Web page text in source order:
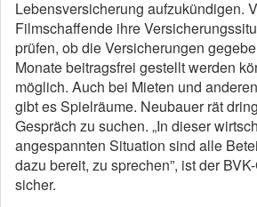
Lebensversicherung aufzukündigen.
Filmschaffende ihre
prüfen, ob die Versicherungen
Monate beitragsfrei gestellt werden
möglich. Auch bei Mieten und
gibt es Spielräume. Neubauer rät
Gespräch zu suchen. „In dieser
angespannten Situation sind alle
dazu bereit, zu sprechen”, ist der
sicher.